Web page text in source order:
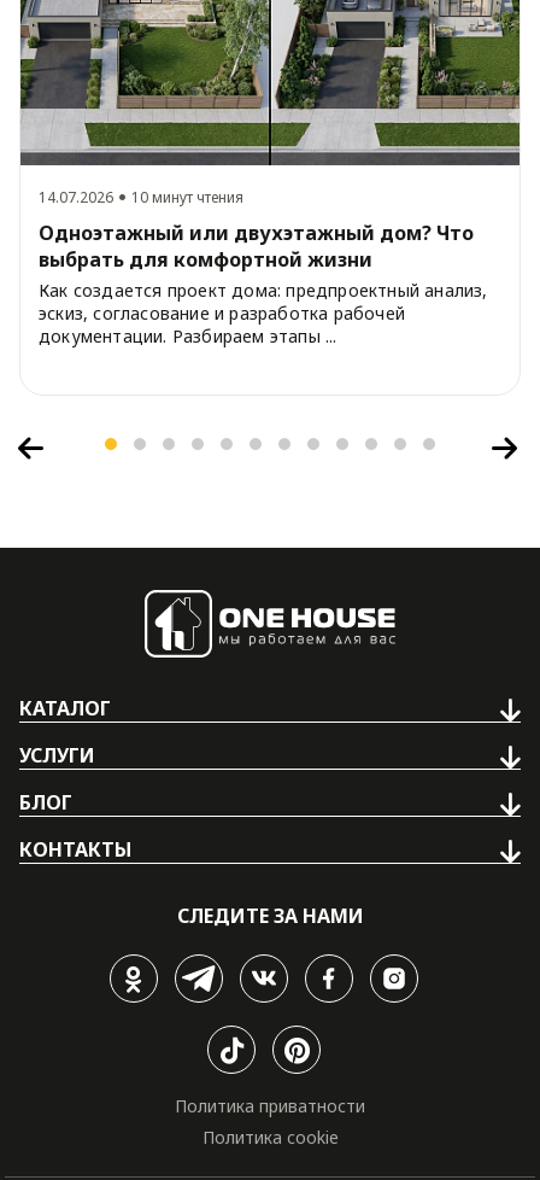
14.07.2026 10 минут чтения
Одноэтажный или двухэтажный дом? Что
выбрать для комфортной жизни
Как создается проект дома: предпроектный анализ,
эскиз, согласование и разработка рабочей
документации. Разбираем этапы ...
КАТАЛОГ
УСЛУГИ
БЛОГ
КОНТАКТЫ
СЛЕДИТЕ ЗА НАМИ
Политика приватности
Политика cookie